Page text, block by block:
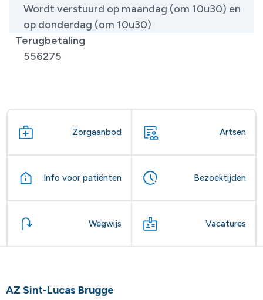
Wordt verstuurd op maandag (om 10u30) en
op donderdag (om 10u30)
Terugbetaling
556275
Zorgaanbod Artsen
Info voor patiënten Bezoektijden
Wegwijs Vacatures
AZ Sint-Lucas Brugge